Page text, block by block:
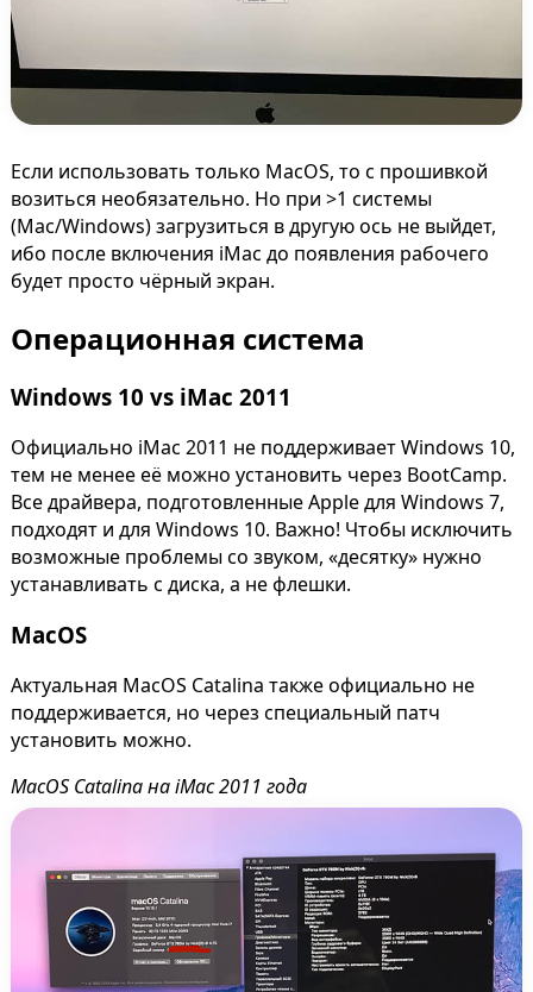
Если использовать только MacOS, то с прошивкой
возиться необязательно. Но при >1 системы
(Mac/Windows) загрузиться в другую ось не выйдет,
ибо после включения iMac до появления рабочего
будет просто чёрный экран.
Операционная система
Windows 10 vs iMac 2011
Официально iMac 2011 не поддерживает Windows 10,
тем не менее её можно установить через BootCamp.
Все драйвера, подготовленные Apple для Windows 7,
подходят и для Windows 10. Важно! Чтобы исключить
возможные проблемы со звуком, «десятку» нужно
устанавливать с диска, а не флешки.
MacOS
Актуальная MacOS Catalina также официально не
поддерживается, но через специальный патч
установить можно.
MacOS Catalina на iMac 2011 года